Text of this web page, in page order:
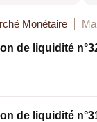
Monétaire
de liquidité
de liquidité